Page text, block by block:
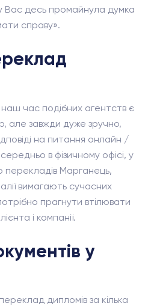
Вас десь промайнула думка
справу».
час подібних агентств є
але завжди дуже зручно,
на питання онлайн /
в фізичному офісі, у
Марганець,
вимагають сучасних
прагнути втілювати
і компанії.
у
дипломів за кілька